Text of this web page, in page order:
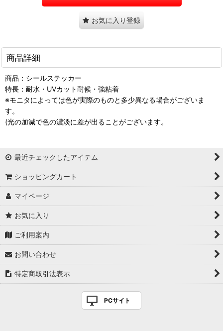
お気に入り登録
商品詳細
商品：シールステッカー
特長：耐水・UVカット耐候・強粘着
※モニタによっては色が実際のものと多少異なる場合がございま
す。
(光の加減で色の濃淡に差が出ることがございます。
最近チェックしたアイテム
ショッピングカート
マイページ
お気に入り
ご利用案内
お問い合わせ
特定商取引法表示
PCサイト